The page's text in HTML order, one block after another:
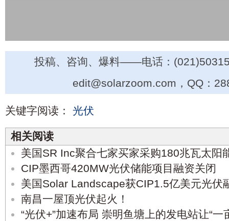
投稿、咨询、爆料——电话：
edit@solarzoom.com，QQ：
关键字阅读： 光伏
相关阅读
美国SR Inc聚合七家买家采购180兆瓦太阳
CIP墨西哥420MW光伏储能项目融资关闭
美国Solar Landscape获CIP1.5亿美元光伏
南昌一屋顶光伏起火！
“光伏+”加速布局 崇明鱼塘上的发电站让“